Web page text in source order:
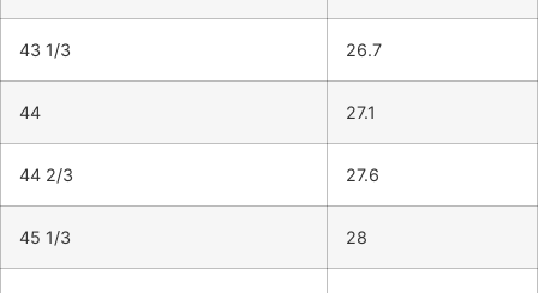
43 1/3 26.7
44 27.1
44 2/3 27.6
45 1/3 28